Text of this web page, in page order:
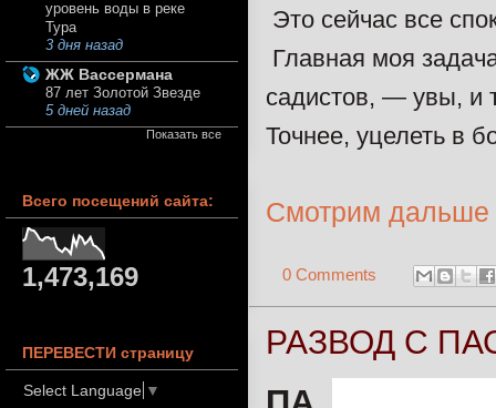
Это сейчас все
Главная моя
садистов, — увы, и
Точнее, уцелеть в
Смотрим
0 Comments
РАЗВОД С
уровень воды в реке
Тура
3 дня назад
ЖЖ Вассермана
87 лет Золотой Звезде
5 дней назад
Показать все
Всего посещений сайта:
1,473,169
ПЕРЕВЕСТИ страницу
Select Language ▼